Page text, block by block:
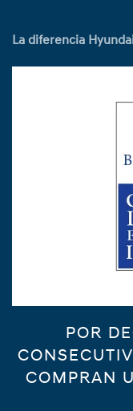
La diferencia
POR
COMPRAN